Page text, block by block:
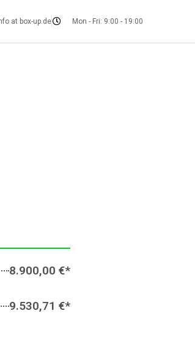
at box-up.de Mon - Fri: 9:00 - 19:00
8.900,00 €*
9.530,71 €*